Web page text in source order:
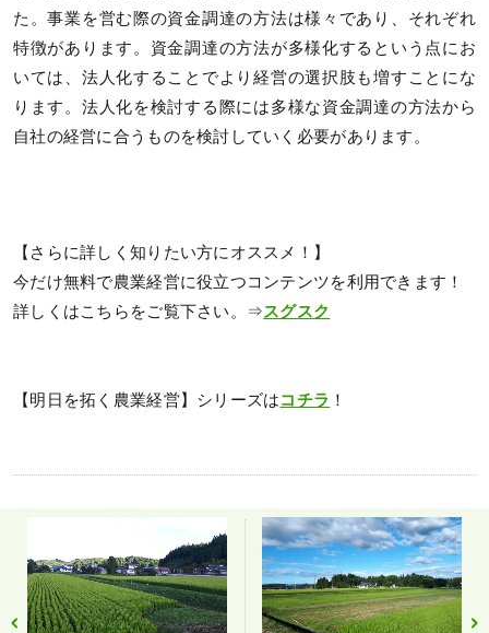
た。事業を営む際の資金調達の方法は様々であり、それぞれ
特徴があります。資金調達の方法が多様化するという点にお
いては、法人化することでより経営の選択肢も増すことにな
ります。法人化を検討する際には多様な資金調達の方法から
自社の経営に合うものを検討していく必要があります。
【さらに詳しく知りたい方にオススメ！】
今だけ無料で農業経営に役立つコンテンツを利用できます！
詳しくはこちらをご覧下さい。⇒スグスク
【明日を拓く農業経営】シリーズはコチラ ！